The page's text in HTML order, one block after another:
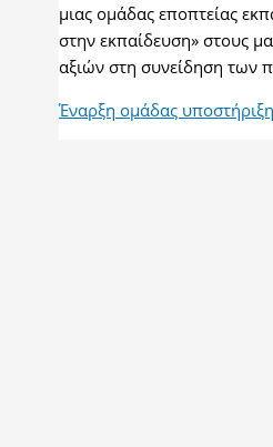
μιας ομάδας εποπτείας
στην εκπαίδευση» στους
αξιών στη συνείδηση των
Έναρξη ομάδας